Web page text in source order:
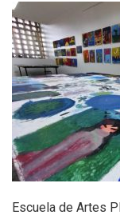
Escuela de Artes